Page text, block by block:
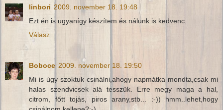
linbori 2009. november 18. 19:48
Ezt én is ugyanígy készítem és nálunk is kedvenc.
Válasz
Boboce 2009. november 18. 19:50
Mi is úgy szoktuk csinálni,ahogy napmátka mondta,csak mi
halas szendvicsek alá tesszük. Erre megy maga a hal,
citrom, főtt tojás, piros arany,stb... :-)) hmm..lehet,hogy